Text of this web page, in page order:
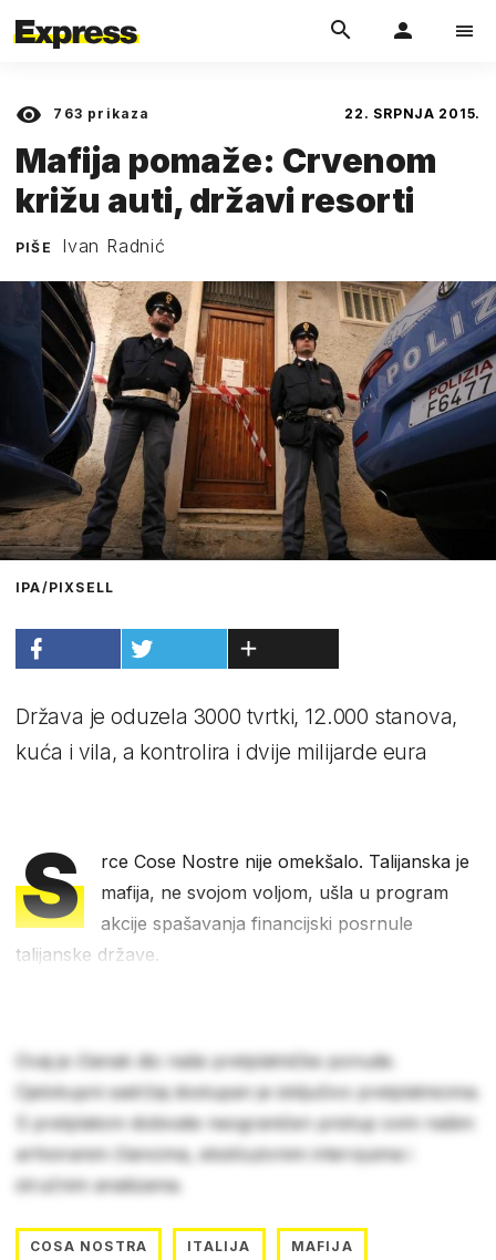
763 prikaza 22. SRPNJA 2015.
Mafija pomaže: Crvenom
križu auti, državi resorti
PIŠE Ivan Radnić
IPA/PIXSELL
Država je oduzela 3000 tvrtki, 12.000 stanova,
kuća i vila, a kontrolira i dvije milijarde eura
S
rce Cose Nostre nije omekšalo. Talijanska je
mafija, ne svojom voljom, ušla u program
akcije spašavanja financijski posrnule
talijanske države.
Ovaj je članak dio naše pretplatničke ponude.
Cjelokupni sadržaj dostupan je isključivo pretplatnicima.
S pretplatom dobivate neograničen pristup svim našim
arhiviranim člancima, ekskluzivnim intervjuima i
stručnim analizama.
COSA NOSTRA ITALIJA MAFIJA